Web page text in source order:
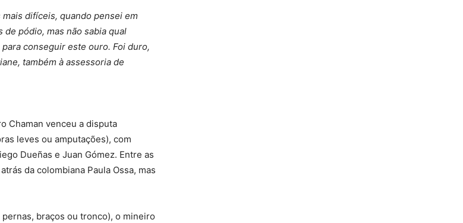
mais difíceis, quando pensei em
de pódio, mas não sabia qual
conseguir este ouro. Foi duro,
também à assessoria de
Chaman venceu a disputa
leves ou amputações), com
Dueñas e Juan Gómez. Entre as
da colombiana Paula Ossa, mas
braços ou tronco), o mineiro